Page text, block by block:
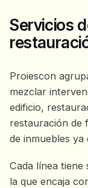
Servicios
Proiescon
mezclar
edificio,
restauración de
de inmuebles ya
Cada línea tiene
la que encaja